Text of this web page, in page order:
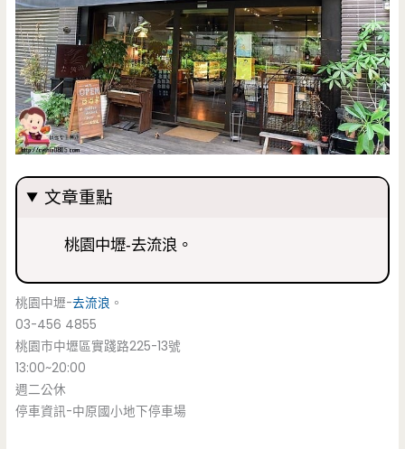
文章重點
桃園中壢-去流浪。
桃園中壢-去流浪 。
03-456 4855
桃園市中壢區實踐路225-13號
13:00~20:00
週二公休
停車資訊-中原國小地下停車場